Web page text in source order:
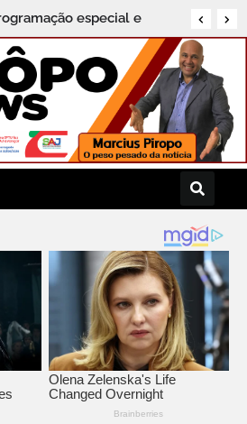
especial e
Grupo Porto Seguro de